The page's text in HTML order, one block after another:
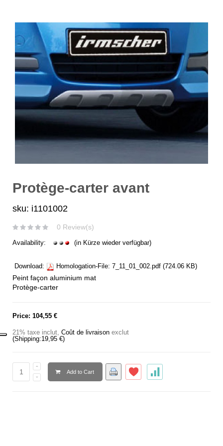
Protège-carter avant
sku: i1101002
0 Review(s)
Availability: (in Kürze wieder verfügbar)
Download: Homologation-File: 7_11_01_002.pdf (724.06 KB)
Peint façon aluminium mat
Protège-carter
Price: 104,55 €
21% taxe inclut, Coût de livraison exclut
(Shipping:19,95 €)
Add to Cart